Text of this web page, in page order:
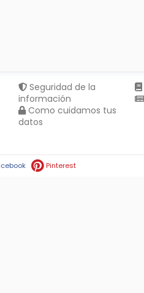
Seguridad de la
información
Como cuidamos tus
datos
Pinterest